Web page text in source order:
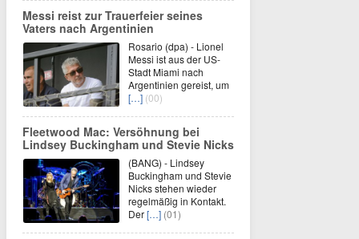
Messi reist zur Trauerfeier seines
Vaters nach Argentinien
Rosario (dpa) - Lionel
Messi ist aus der US-
Stadt Miami nach
Argentinien gereist, um
[…] (00)
Fleetwood Mac: Versöhnung bei
Lindsey Buckingham und Stevie Nicks
(BANG) - Lindsey
Buckingham und Stevie
Nicks stehen wieder
regelmäßig in Kontakt.
Der[…] (01)